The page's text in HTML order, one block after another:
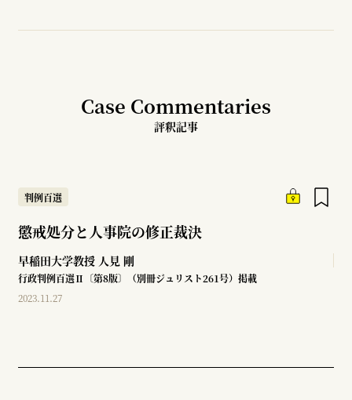
Case Commentaries
評釈記事
判例百選
懲戒処分と人事院の修正裁決
早稲田大学教授 人見 剛
行政判例百選Ⅱ〔第8版〕（別冊ジュリスト261号）掲載
2023.11.27